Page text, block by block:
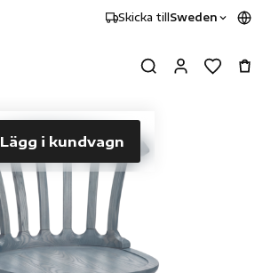
Skicka till Sweden
Lägg i kundvagn